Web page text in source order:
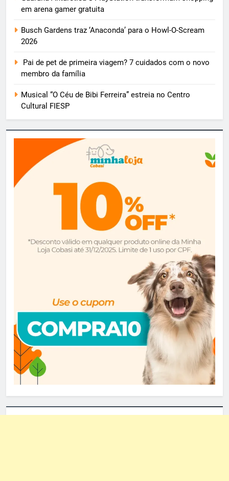
em arena gamer gratuita
Busch Gardens traz ‘Anaconda’ para o Howl-O-Scream
2026
Pai de pet de primeira viagem? 7 cuidados com o novo
membro da família
Musical “O Céu de Bibi Ferreira” estreia no Centro
Cultural FIESP